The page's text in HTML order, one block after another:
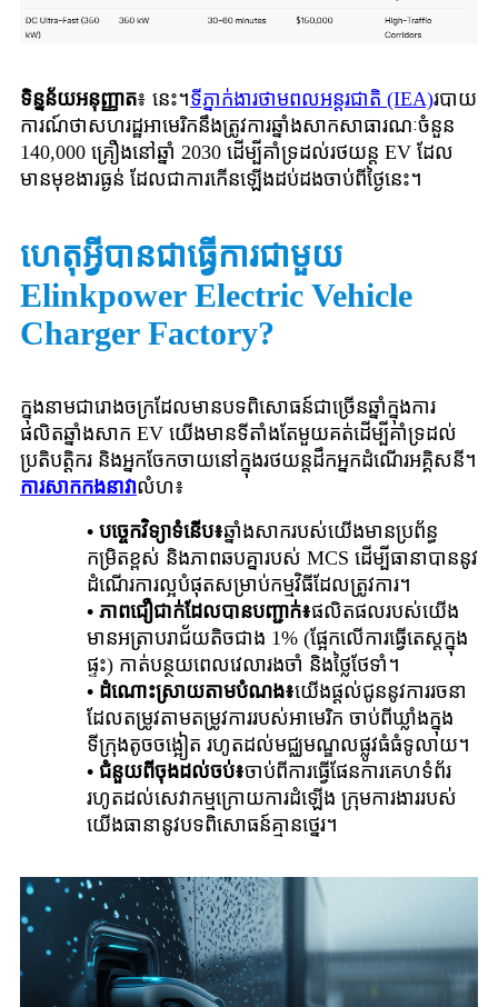
ទិន្នន័យអនុញ្ញាត៖ នេះ។ទីភ្នាក់ងារថាមពលអន្តរជាតិ (IEA)របាយ
ការណ៍ថាសហរដ្ឋអាមេរិកនឹងត្រូវការឆ្នាំងសាកសាធារណៈចំនួន
140,000 គ្រឿងនៅឆ្នាំ 2030 ដើម្បីគាំទ្រដល់រថយន្ត EV ដែល
មានមុខងារធ្ងន់ ដែលជាការកើនឡើងដប់ដងចាប់ពីថ្ងៃនេះ។
ហេតុអ្វីបានជាធ្វើការជាមួយ
Elinkpower Electric Vehicle
Charger Factory?
ក្នុងនាមជារោងចក្រដែលមានបទពិសោធន៍ជាច្រើនឆ្នាំក្នុងការ
ផលិតឆ្នាំងសាក EV យើងមានទីតាំងតែមួយគត់ដើម្បីគាំទ្រដល់
ប្រតិបត្តិករ និងអ្នកចែកចាយនៅក្នុងរថយន្តដឹកអ្នកដំណើរអគ្គិសនី។
ការសាកកងនាវាលំហ៖
• បច្ចេកវិទ្យាទំនើប៖ឆ្នាំងសាករបស់យើងមានប្រព័ន្ធ
កម្រិតខ្ពស់ និងភាពឆបគ្នារបស់ MCS ដើម្បីធានាបាននូវ
ដំណើរការល្អបំផុតសម្រាប់កម្មវិធីដែលត្រូវការ។
• ភាពជឿជាក់ដែលបានបញ្ជាក់៖ផលិតផលរបស់យើង
មានអត្រាបរាជ័យតិចជាង 1% (ផ្អែកលើការធ្វើតេស្តក្នុង
ផ្ទះ) កាត់បន្ថយពេលវេលារងចាំ និងថ្លៃថែទាំ។
• ដំណោះស្រាយតាមបំណង៖យើងផ្តល់ជូននូវការរចនា
ដែលតម្រូវតាមតម្រូវការរបស់អាមេរិក ចាប់ពីឃ្លាំងក្នុង
ទីក្រុងតូចចង្អៀត រហូតដល់មជ្ឈមណ្ឌលផ្លូវធំធំទូលាយ។
• ជំនួយពីចុងដល់ចប់៖ចាប់ពីការធ្វើផែនការគេហទំព័រ
រហូតដល់សេវាកម្មក្រោយការដំឡើង ក្រុមការងាររបស់
យើងធានានូវបទពិសោធន៍គ្មានថ្នេរ។